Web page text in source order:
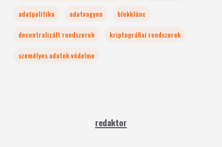
adatpolitika
adatvagyon
blokklánc
decentralizált rendszerek
kriptográfiai rendszerek
személyes adatok védelme
redaktor